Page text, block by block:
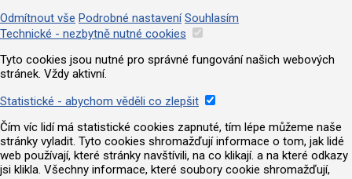
Odmítnout vše Podrobné nastavení Souhlasím
Technické - nezbytně nutné cookies
Tyto cookies jsou nutné pro správné fungování našich webových
stránek. Vždy aktivní.
Statistické - abychom věděli co zlepšit
Čím víc lidí má statistické cookies zapnuté, tím lépe můžeme naše
stránky vyladit. Tyto cookies shromažďují informace o tom, jak lidé
web používají, které stránky navštívili, na co klikají. a na které odkazy
jsi klikla. Všechny informace, které soubory cookie shromažďují,